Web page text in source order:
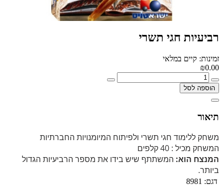
רביעיות חגי תשרי
זמינות: קיים במלאי
₪0.00
הוספה לסל
תיאור
משחק ללימוד חגי תשרי ולפיתוח המיומנויות החברתיות
המשחק מכיל : 40 קלפים
המנצח הוא: המשתתף שיש בידו את מספר הרביעיות הגדול
ביותר.
דגם: 8981